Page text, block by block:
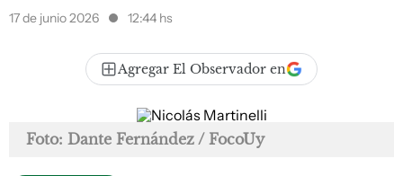
17 de junio 2026 12:44 hs
Agregar El Observador en
Foto: Dante Fernández / FocoUy